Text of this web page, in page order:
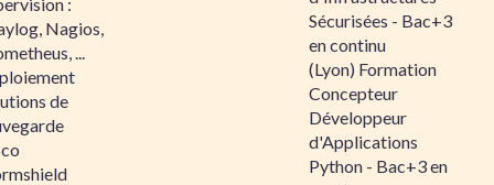
Nagios,
...
de
Sécurisées - Bac+3
en continu
(Lyon) Formation
Concepteur
Développeur
d'Applications
Python - Bac+3 en